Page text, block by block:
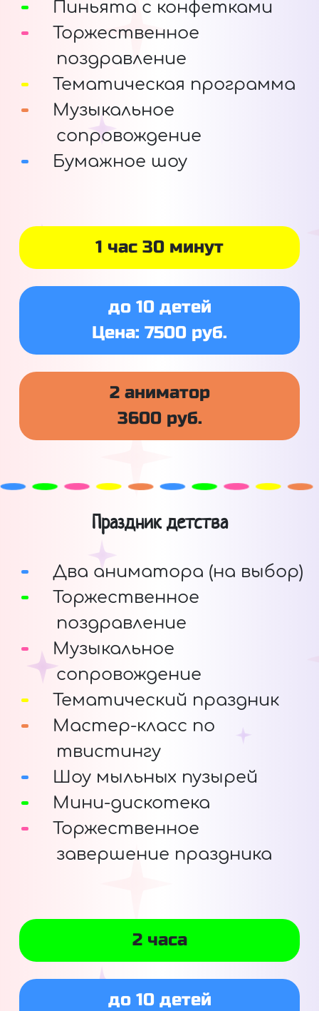
Пиньята с конфетками
Торжественное
поздравление
Тематическая программа
Музыкальное
сопровождение
Бумажное шоу
1 час 30 минут
до 10 детей
Цена: 7500 руб.
2 аниматор
3600 руб.
Праздник детства
Два аниматора (на выбор)
Торжественное
поздравление
Музыкальное
сопровождение
Тематический праздник
Мастер-класс по
твистингу
Шоу мыльных пузырей
Мини-дискотека
Торжественное
завершение праздника
2 часа
до 10 детей